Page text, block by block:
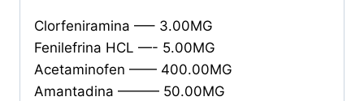
Clorfeniramina —– 3.00MG
Fenilefrina HCL —- 5.00MG
Acetaminofen —— 400.00MG
Amantadina ——— 50.00MG